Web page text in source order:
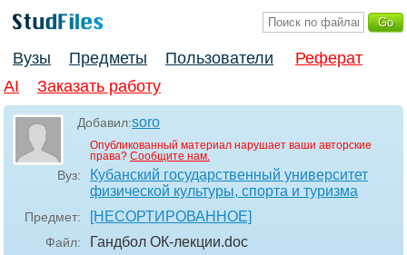
Вузы Предметы Пользователи
Реферат
AI
Заказать работу
Добавил:soro
Опубликованный материал нарушает ваши авторские
права? Сообщите нам.
Вуз:
Кубанский государственный университет
физической культуры, спорта и туризма
Предмет: [НЕСОРТИРОВАННОЕ]
Файл: Гандбол ОК-лекции.doc